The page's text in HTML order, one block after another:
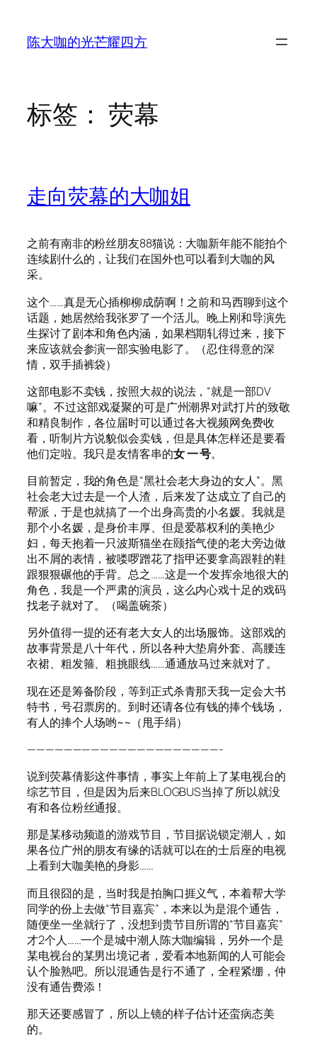
陈大咖的光芒耀四方
标签： 荧幕
走向荧幕的大咖姐
之前有南非的粉丝朋友88猫说：大咖新年能不能拍个
连续剧什么的，让我们在国外也可以看到大咖的风
采。
这个……真是无心插柳柳成荫啊！之前和马西聊到这个
话题，她居然给我张罗了一个活儿。晚上刚和导演先
生探讨了剧本和角色内涵，如果档期轧得过来，接下
来应该就会参演一部实验电影了。（忍住得意的深
情，双手插裤袋）
这部电影不卖钱，按照大叔的说法，“就是一部DV
嘛”。不过这部戏凝聚的可是广州潮界对武打片的致敬
和精良制作，各位届时可以通过各大视频网免费收
看，听制片方说貌似会卖钱，但是具体怎样还是要看
他们定啦。我只是友情客串的女 一 号。
目前暂定，我的角色是“黑社会老大身边的女人”。黑
社会老大过去是一个人渣，后来发了达成立了自己的
帮派，于是也就搞了一个出身高贵的小名媛。我就是
那个小名媛，是身价丰厚、但是爱慕权利的美艳少
妇，每天抱着一只波斯猫坐在颐指气使的老大旁边做
出不屑的表情，被喽啰蹭花了指甲还要拿高跟鞋的鞋
跟狠狠碾他的手背。总之……这是一个发挥余地很大的
角色，我是一个严肃的演员，这么内心戏十足的戏码
找老子就对了。（喝盖碗茶）
另外值得一提的还有老大女人的出场服饰。这部戏的
故事背景是八十年代，所以各种大垫肩外套、高腰连
衣裙、粗发箍、粗挑眼线……通通放马过来就对了。
现在还是筹备阶段，等到正式杀青那天我一定会大书
特书，号召票房的。到时还请各位有钱的捧个钱场，
有人的捧个人场哟~~（甩手绢）
—————————————————————-
说到荧幕倩影这件事情，事实上年前上了某电视台的
综艺节目，但是因为后来BLOGBUS当掉了所以就没
有和各位粉丝通报。
那是某移动频道的游戏节目，节目据说锁定潮人，如
果各位广州的朋友有缘的话就可以在的士后座的电视
上看到大咖美艳的身影……
而且很囧的是，当时我是拍胸口捱义气，本着帮大学
同学的份上去做“节目嘉宾”，本来以为是混个通告，
随便坐一坐就行了，没想到贵节目所谓的“节目嘉宾”
才2个人……一个是城中潮人陈大咖编辑，另外一个是
某电视台的某男出境记者，爱看本地新闻的人可能会
认个脸熟吧。所以混通告是行不通了，全程紧绷，仲
没有通告费添！
那天还要感冒了，所以上镜的样子估计还蛮病态美
的。